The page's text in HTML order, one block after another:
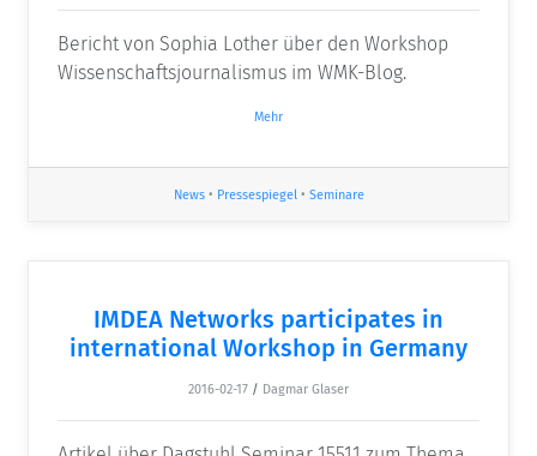
Bericht von Sophia Lother über den Workshop
Wissenschaftsjournalismus im WMK-Blog.
Mehr
News• Pressespiegel• Seminare
IMDEA Networks participates in
international Workshop in Germany
2016-02-17 / Dagmar Glaser